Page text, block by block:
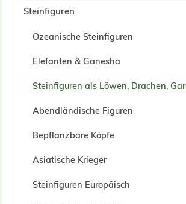
Steinfiguren
Ozeanische Steinfiguren
Elefanten & Ganesha
Steinfiguren als Löwen, Drachen,
Abendländische Figuren
Bepflanzbare Köpfe
Asiatische Krieger
Steinfiguren Europäisch